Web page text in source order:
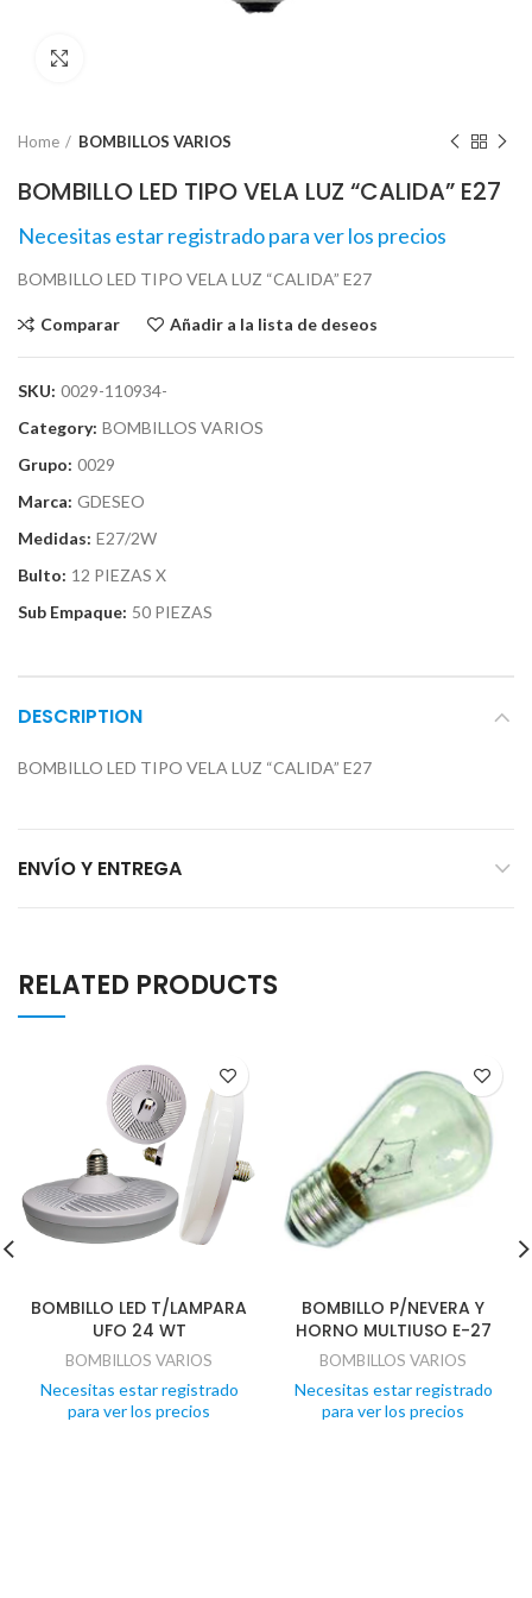
Home BOMBILLOS VARIOS
BOMBILLO LED TIPO VELA LUZ “CALIDA” E27
Necesitas estar registrado para ver los precios
BOMBILLO LED TIPO VELA LUZ “CALIDA” E27
Comparar Añadir a la lista de deseos
SKU: 0029-110934-
Category: BOMBILLOS VARIOS
Grupo: 0029
Marca: GDESEO
Medidas: E27/2W
Bulto: 12 PIEZAS X
Sub Empaque: 50 PIEZAS
DESCRIPTION
BOMBILLO LED TIPO VELA LUZ “CALIDA” E27
ENVÍO Y ENTREGA
RELATED PRODUCTS
BOMBILLO LED T/LAMPARA
UFO 24 WT
BOMBILLOS VARIOS
Necesitas estar registrado
para ver los precios
BOMBILLO P/NEVERA Y
HORNO MULTIUSO E-27
BOMBILLOS VARIOS
Necesitas estar registrado
para ver los precios